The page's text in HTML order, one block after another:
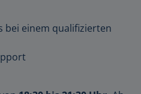
bei einem qualifizierten